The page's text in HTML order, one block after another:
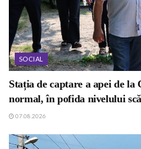
SOCIAL
Stația de captare a apei de la
normal, în pofida nivelului
07.08.2026